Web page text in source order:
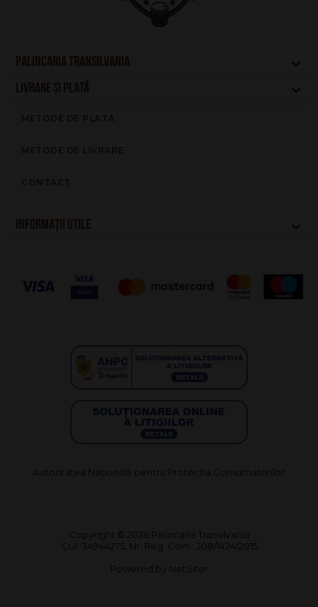
PALINCARIA TRANSILVANIA
LIVRARE ȘI PLATĂ
METODE DE PLATĂ
METODE DE LIVRARE
CONTACT
INFORMAȚII UTILE
Autoritatea Națională pentru Protecția Consumatorilor
Copyright © 2026 Palincaria Transilvania
CUI: 34944275, Nr. Reg. Com.: J08/1424/2015
Powered by NetSiter